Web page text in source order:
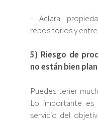
- Aclara
repositorios y
5) Riesgo de
no están bien
Puedes tener
Lo importante es
servicio del